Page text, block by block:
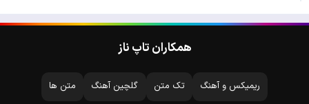
همکاران تاپ ناز
ریمیکس و آهنگ تک متن گلچین آهنگ متن ها